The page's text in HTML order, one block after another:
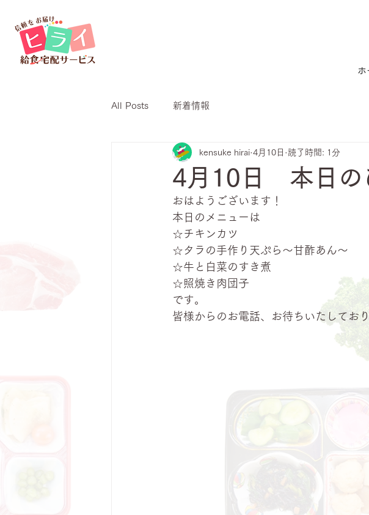
ホ
All Posts 新着情報
4月10日 本日の
kensuke hirai 4月10日 読了時間: 1分
おはようございます！
本日のメニューは
☆チキンカツ
☆タラの手作り天ぷら～甘酢あん～
☆牛と白菜のすき煮
☆照焼き肉団子
です。
皆様からのお電話、お待ちいたしており